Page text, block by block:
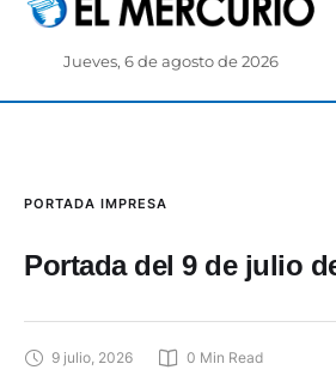
Jueves, 6 de agosto de 2026
PORTADA IMPRESA
Portada del 9 de julio
9 julio, 2026 0 Min Read